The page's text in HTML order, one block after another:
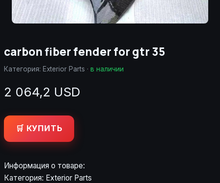
carbon fiber fender for gtr 35
Категория: Exterior Parts · в наличии
2 064,2 USD
🛒 КУПИТЬ
Информация о товаре:
Категория: Exterior Parts